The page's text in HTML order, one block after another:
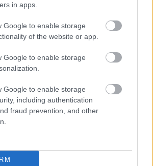
in apps.
Google to enable storage
of the website or app.
Google to enable storage
Google to enable storage
including authentication
fraud prevention, and other
21 órája
kvalifikálta magát Bottas az
F1-es nyári szünetben